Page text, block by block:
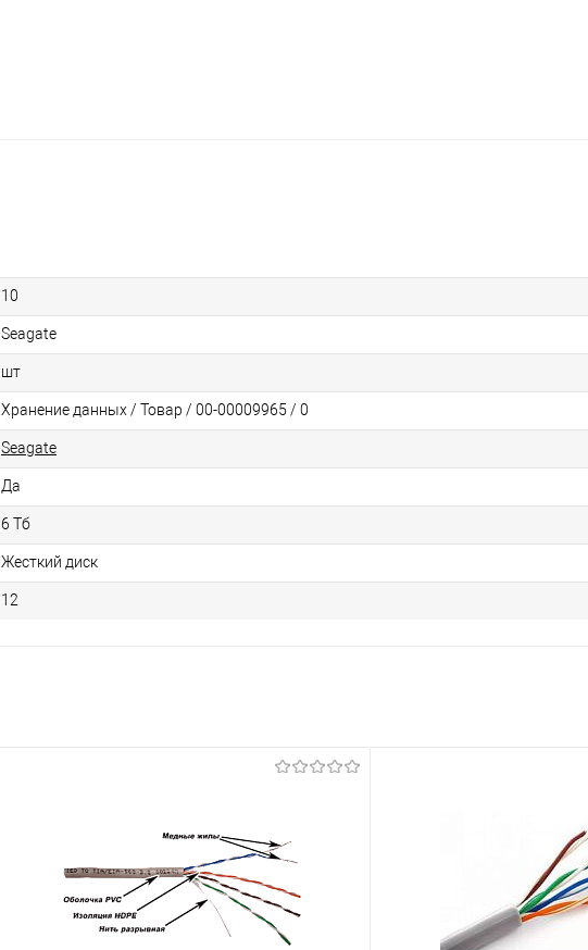
10
Seagate
шт
Хранение данных / Товар / 00-00009965 / 0
Seagate
Да
6 Тб
Жесткий диск
12